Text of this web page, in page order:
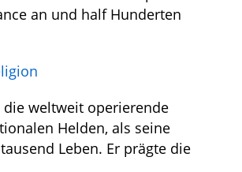
an und half Hunderten
die weltweit operierende
Helden, als seine
Leben. Er prägte die